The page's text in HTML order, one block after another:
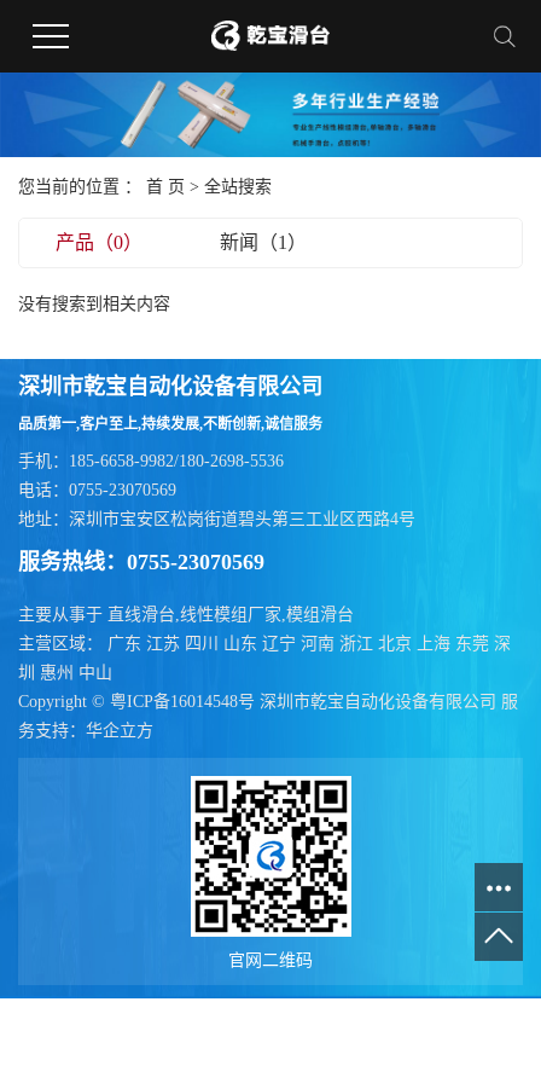
您当前的位置 ： 首 页 > 全站搜索
产品（0） 新闻（1）
没有搜索到相关内容
深圳市乾宝自动化设备有限公司
品质第一,客户至上,持续发展,不断创新,诚信服务
手机：185-6658-9982/180-2698-5536
电话：0755-23070569
地址：深圳市宝安区松岗街道碧头第三工业区西路4号
服务热线：0755-23070569
主要从事于 直线滑台,线性模组厂家,模组滑台
主营区域： 广东 江苏 四川 山东 辽宁 河南 浙江 北京 上海 东莞 深
圳 惠州 中山
Copyright © 粤ICP备16014548号 深圳市乾宝自动化设备有限公司 服
务支持： 华企立方
官网二维码